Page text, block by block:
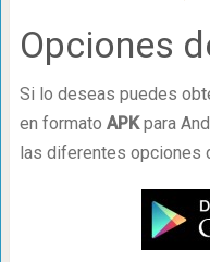
Opciones
Si lo deseas puedes
en formato APKpara
las diferentes opciones